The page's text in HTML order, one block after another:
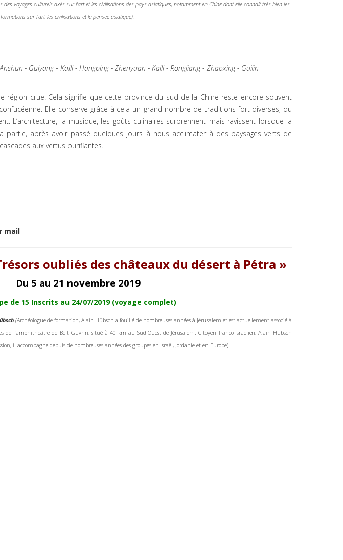
voyages culturels axés sur l'art et les civilisations des pays asiatiques, notamment en Chine dont elle connaît très bien les
sur l'art, les civilisations et la pensée asiatique).
- Guiyang- Kaili- Hangping- Zhenyuan - Kaili- Rongjiang- Zhaoxing- Guilin
région crue. Cela signifie que cette province du sud de la Chine reste encore souvent
Elle conserve grâce à cela un grand nombre de traditions fort diverses, du
L’architecture, la musique, les goûts culinaires surprennent mais ravissent lorsque la
après avoir passé quelques jours à nous acclimater à des paysages verts de
aux vertus purifiantes.
mail
oubliés des châteaux du désert à Pétra »
Du 5 au 21 novembre 2019
de 15 Inscrits au 24/07/2019 (voyage complet)
(Archéologue de formation, Alain Hübsch a fouillé de nombreuses années à Jérusalem et est actuellement associé à
de l’amphithéâtre de Beit Guvrin, situé à 40 km au Sud-Ouest de Jérusalem. Citoyen franco-israélien, Alain Hübsch
il accompagne depuis de nombreuses années des groupes en Israël, Jordanie et en Europe).